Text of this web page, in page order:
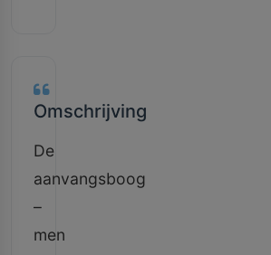
Omschrijving
De
aanvangsboog
–
men